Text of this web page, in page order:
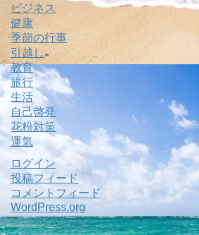
ビジネス
健康
季節の行事
引越し
教育
旅行
生活
自己啓発
花粉対策
運気
ログイン
投稿フィード
コメントフィード
WordPress.org